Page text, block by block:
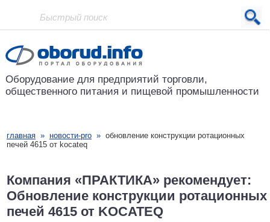
Проект основан в 2001 году
Оборудование для предприятий торговли,
общественного питания и пищевой промышленности
главная » новости-pro » обновление конструкции ротационных
печей 4615 от kocateq
Компания «ПРАКТИКА» рекомендует:
Обновление конструкции ротационных
печей 4615 от KOCATEQ